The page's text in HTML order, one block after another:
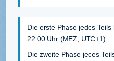
Die erste Phase jedes
22:00 Uhr (MEZ, UTC+1).
Die zweite Phase jedes